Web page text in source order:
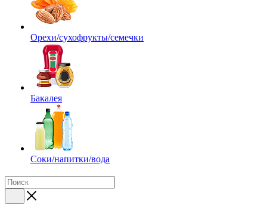
Орехи/сухофрукты/семечки
Бакалея
Соки/напитки/вода